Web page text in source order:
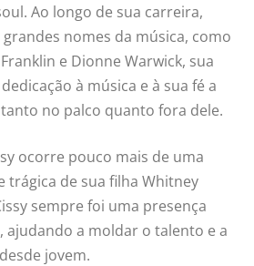
Ao longo de sua carreira,
nomes da música, como
e Dionne Warwick, sua
à música e à sua fé a
no palco quanto fora dele.
ocorre pouco mais de uma
trágica de sua filha Whitney
sempre foi uma presença
ajudando a moldar o talento e a
jovem.